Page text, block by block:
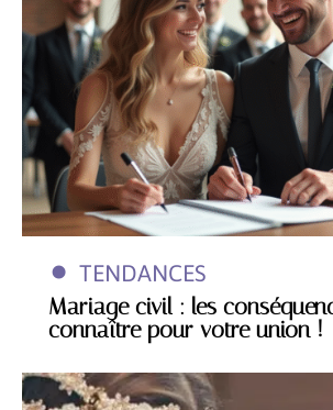
TENDANCES
Mariage civil : les
connaître pour votre union !